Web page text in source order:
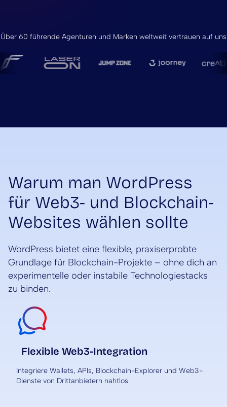
Über 60 führende Agenturen und Marken weltweit vertrauen auf uns
Warum man WordPress
für Web3- und Blockchain-
Websites wählen sollte
WordPress bietet eine flexible, praxiserprobte
Grundlage für Blockchain-Projekte – ohne dich an
experimentelle oder instabile Technologiestacks
zu binden.
Flexible Web3-Integration
Integriere Wallets, APIs, Blockchain-Explorer und Web3-
Dienste von Drittanbietern nahtlos.